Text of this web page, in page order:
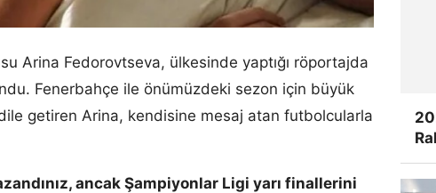
Arina Fedorovtseva, ülkesinde yaptığı röportajda
Fenerbahçe ile önümüzdeki sezon için büyük
getiren Arina, kendisine mesaj atan futbolcularla
ancak Şampiyonlar Ligi yarı finallerini